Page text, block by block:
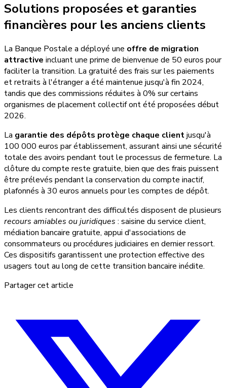
Solutions proposées et garanties
financières pour les anciens clients
La Banque Postale a déployé une offre de migration
attractive incluant une prime de bienvenue de 50 euros pour
faciliter la transition. La gratuité des frais sur les paiements
et retraits à l'étranger a été maintenue jusqu'à fin 2024,
tandis que des commissions réduites à 0% sur certains
organismes de placement collectif ont été proposées début
2026.
La garantie des dépôts protège chaque clientjusqu'à
100 000 euros par établissement, assurant ainsi une sécurité
totale des avoirs pendant tout le processus de fermeture. La
clôture du compte reste gratuite, bien que des frais puissent
être prélevés pendant la conservation du compte inactif,
plafonnés à 30 euros annuels pour les comptes de dépôt.
Les clients rencontrant des difficultés disposent de plusieurs
recours amiables ou juridiques : saisine du service client,
médiation bancaire gratuite, appui d'associations de
consommateurs ou procédures judiciaires en dernier ressort.
Ces dispositifs garantissent une protection effective des
usagers tout au long de cette transition bancaire inédite.
Partager cet article